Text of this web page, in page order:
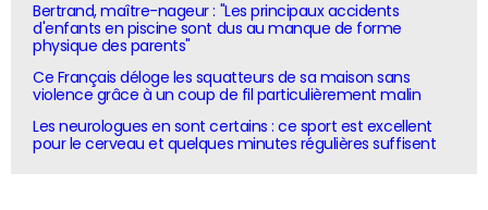
Bertrand, maître-nageur : "Les principaux accidents
d'enfants en piscine sont dus au manque de forme
physique des parents"
Ce Français déloge les squatteurs de sa maison sans
violence grâce à un coup de fil particulièrement malin
Les neurologues en sont certains : ce sport est excellent
pour le cerveau et quelques minutes régulières suffisent